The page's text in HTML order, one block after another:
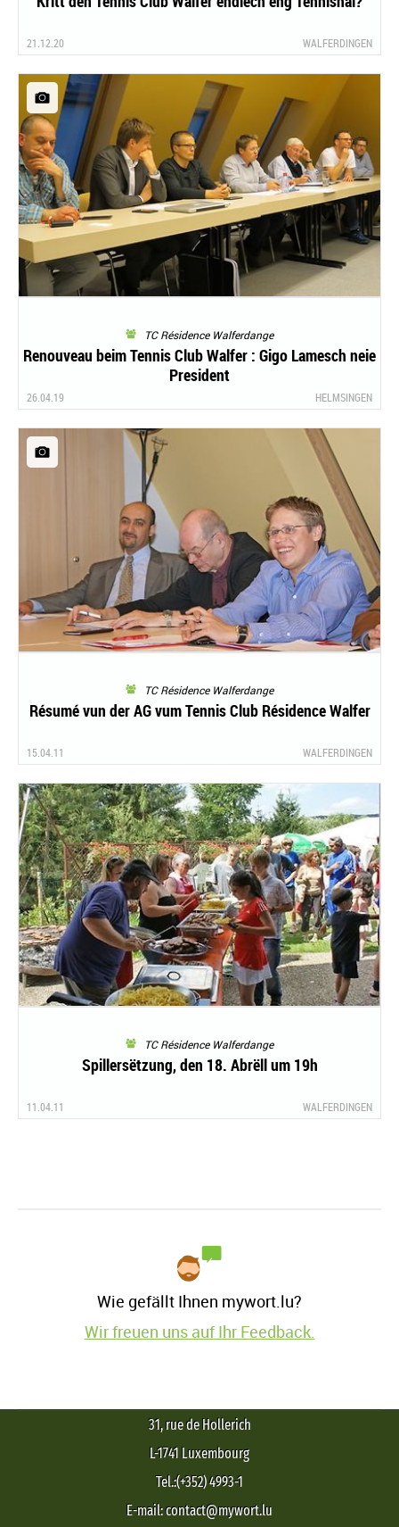
21.12.20 WALFERDINGEN
TC Résidence Walferdange
Renouveau beim Tennis Club Walfer : Gigo Lamesch neie
President
26.04.19 HELMSINGEN
TC Résidence Walferdange
Résumé vun der AG vum Tennis Club Résidence Walfer
15.04.11 WALFERDINGEN
TC Résidence Walferdange
Spillersëtzung, den 18. Abrëll um 19h
11.04.11 WALFERDINGEN
Wie gefällt Ihnen mywort.lu?
Wir freuen uns auf Ihr Feedback.
31, rue de Hollerich
L-1741 Luxembourg
Tel.:(+352) 4993-1
E-mail: contact@mywort.lu